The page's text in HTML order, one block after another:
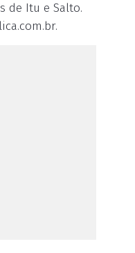
de Itu e Salto.